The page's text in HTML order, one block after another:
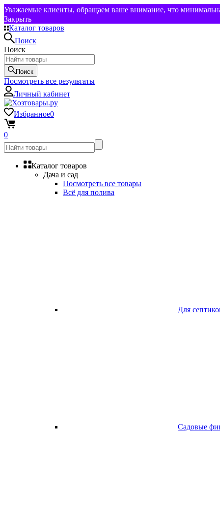
Уважаемые клиенты, обращаем ваше внимание, что
Закрыть
Каталог товаров
Поиск
Поиск
Поиск
Посмотреть все результаты
Личный кабинет
Избранное0
0
Каталог товаров
Дача и сад
Посмотреть все товары
Всё для полива
Для
Садовые